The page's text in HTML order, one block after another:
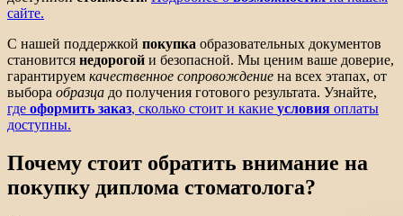
сайте.
С нашей поддержкой покупка образовательных документов
становится недорогой и безопасной. Мы ценим ваше доверие,
гарантируем качественное сопровождение на всех этапах, от
выбора образца до получения готового результата. Узнайте,
где оформить заказ, сколько стоит и какие условия оплаты
доступны.
Почему стоит обратить внимание на
покупку диплома стоматолога?